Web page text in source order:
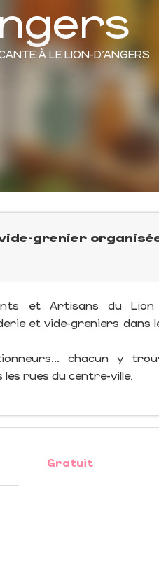
À LE LION-D'ANGERS
grenier
et Artisans du
et vide-greniers dans
chacun y
les rues du centre-ville.
Gratuit